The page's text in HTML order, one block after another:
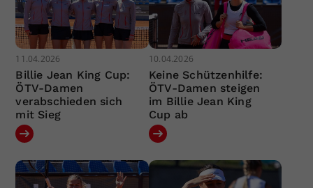
11.04.2026
Billie Jean King Cup:
ÖTV-Damen
verabschieden sich
mit Sieg
10.04.2026
Keine Schützenhilfe:
ÖTV-Damen steigen
im Billie Jean King
Cup ab